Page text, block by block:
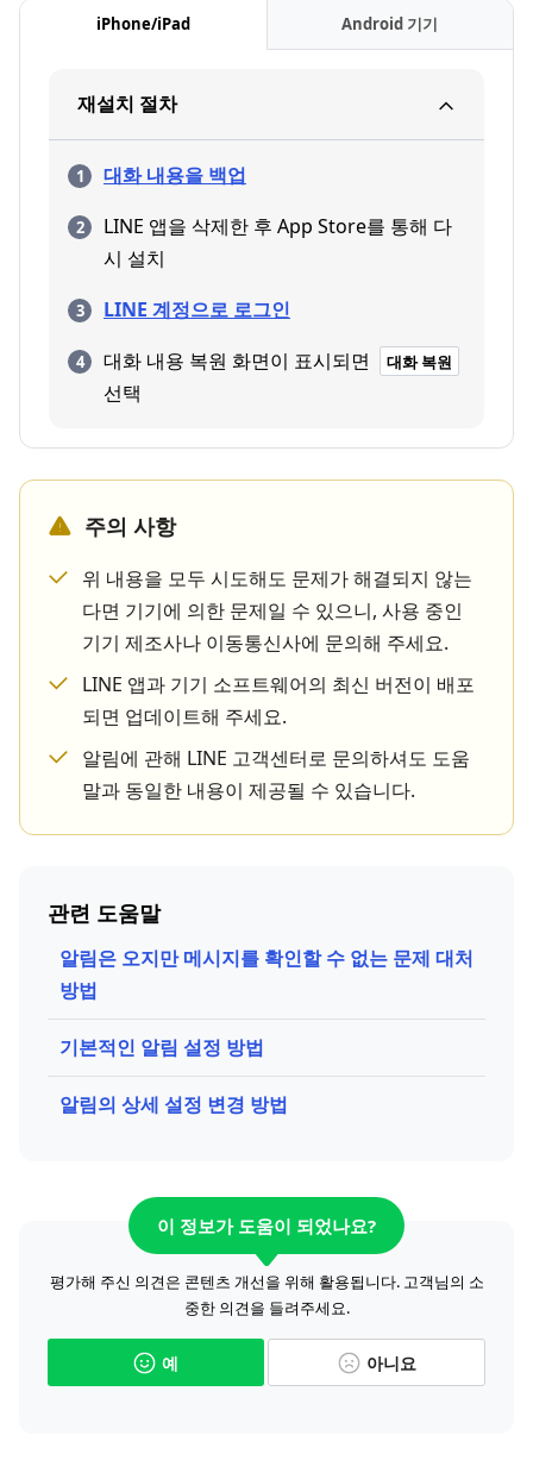
iPhone/iPad Android 기기
재설치 절차
대화 내용을 백업
LINE 앱을 삭제한 후 App Store를 통해 다
시 설치
LINE 계정으로 로그인
대화 내용 복원 화면이 표시되면
대화 복원
선택
주의 사항
위 내용을 모두 시도해도 문제가 해결되지 않는
다면 기기에 의한 문제일 수 있으니, 사용 중인
기기 제조사나 이동통신사에 문의해 주세요.
LINE 앱과 기기 소프트웨어의 최신 버전이 배포
되면 업데이트해 주세요.
알림에 관해 LINE 고객센터로 문의하셔도 도움
말과 동일한 내용이 제공될 수 있습니다.
관련 도움말
알림은 오지만 메시지를 확인할 수 없는 문제 대처
방법
기본적인 알림 설정 방법
알림의 상세 설정 변경 방법
이 정보가 도움이 되었나요?
평가해 주신 의견은 콘텐츠 개선을 위해 활용됩니다. 고객님의 소
중한 의견을 들려주세요.
예 아니요